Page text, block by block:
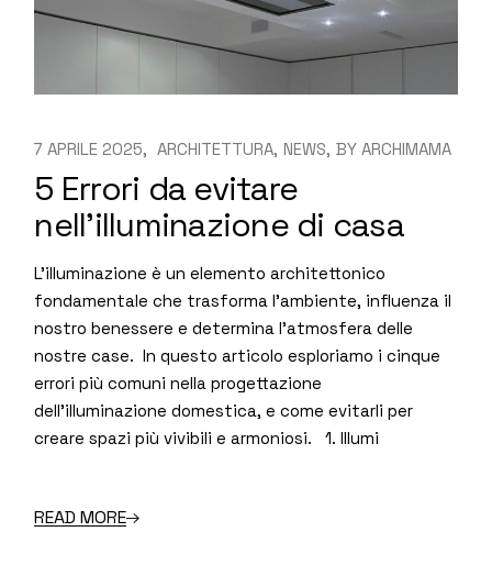
7 APRILE 2025 ARCHITETTURA NEWS BY ARCHIMAMA
5 Errori da evitare
nell’illuminazione di casa
L’illuminazione è un elemento architettonico
fondamentale che trasforma l’ambiente, influenza il
nostro benessere e determina l’atmosfera delle
nostre case. In questo articolo esploriamo i cinque
errori più comuni nella progettazione
dell’illuminazione domestica, e come evitarli per
creare spazi più vivibili e armoniosi. 1. Illumi
READ MORE